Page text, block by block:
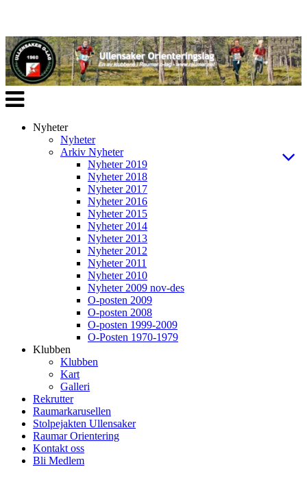
Veksle
navigasjon
Nyheter
Nyheter
Arkiv Nyheter
Nyheter 2019
Nyheter 2018
Nyheter 2017
Nyheter 2016
Nyheter 2015
Nyheter 2014
Nyheter 2013
Nyheter 2012
Nyheter 2011
Nyheter 2010
Nyheter 2009 nov-des
O-posten 2009
O-posten 2008
O-posten 1999-2009
O-Posten 1970-1979
Klubben
Klubben
Kart
Galleri
Rekrutter
Raumarkarusellen
Stolpejakten Ullensaker
Raumar Orientering
Kontakt oss
Bli Medlem